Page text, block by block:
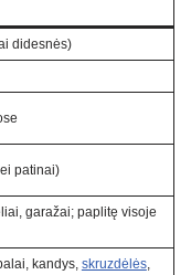
didesnės)
patinai)
garažai; paplitę visoje
kandys, skruzdėlės,